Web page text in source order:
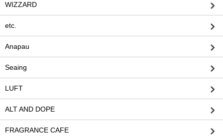
WIZZARD
etc.
Anapau
Seaing
LUFT
ALT AND DOPE
FRAGRANCE CAFE